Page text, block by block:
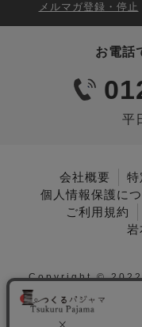
お電話
平
メルマガ登録・停止
会社概要
特
個人情報保護に
ご利用規約
岩
Copyright ©